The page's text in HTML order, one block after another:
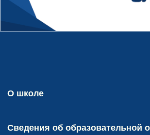
О школе
Сведения об образовательной